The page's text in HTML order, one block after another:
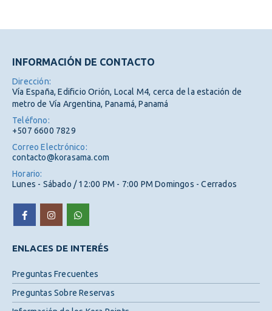
INFORMACIÓN DE CONTACTO
Dirección:
Vía España, Edificio Orión, Local M4, cerca de la estación de
metro de Vía Argentina, Panamá, Panamá
Teléfono:
+507 6600 7829
Correo Electrónico:
contacto@korasama.com
Horario:
Lunes - Sábado / 12:00 PM - 7:00 PM Domingos - Cerrados
ENLACES DE INTERÉS
Preguntas Frecuentes
Preguntas Sobre Reservas